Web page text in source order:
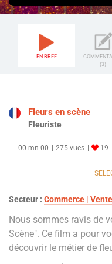
EN BREF
(3)
Fleurs en scène
Fleuriste
00 mn 00 275 vues 19
Secteur : Commerce |
Nous sommes ravis de
Scène". Ce film a pour
découvrir le métier de